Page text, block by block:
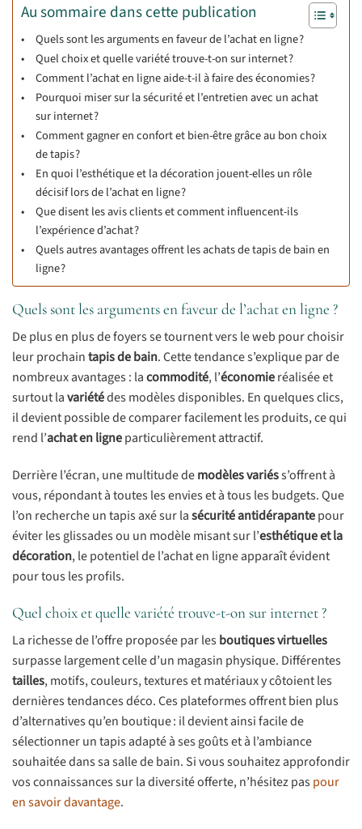
Au sommaire dans cette publication
Quels sont les arguments en faveur de l’achat en ligne ?
Quel choix et quelle variété trouve-t-on sur internet ?
Comment l’achat en ligne aide-t-il à faire des économies ?
Pourquoi miser sur la sécurité et l’entretien avec un achat
sur internet ?
Comment gagner en confort et bien-être grâce au bon choix
de tapis ?
En quoi l’esthétique et la décoration jouent-elles un rôle
décisif lors de l’achat en ligne ?
Que disent les avis clients et comment influencent-ils
l’expérience d’achat ?
Quels autres avantages offrent les achats de tapis de bain en
ligne ?
Quels sont les arguments en faveur de l’achat en ligne ?
De plus en plus de foyers se tournent vers le web pour choisir
leur prochaintapis de bain. Cette tendance s’explique par de
nombreux avantages : lacommodité, l’économieréalisée et
surtout lavariétédes modèles disponibles. En quelques clics,
il devient possible de comparer facilement les produits, ce qui
rend l’achat en ligneparticulièrement attractif.
Derrière l’écran, une multitude demodèles variéss’offrent à
vous, répondant à toutes les envies et à tous les budgets. Que
l’on recherche un tapis axé sur lasécurité antidérapantepour
éviter les glissades ou un modèle misant sur l’esthétique et la
décoration, le potentiel de l’achat en ligne apparaît évident
pour tous les profils.
Quel choix et quelle variété trouve-t-on sur internet ?
La richesse de l’offre proposée par lesboutiques virtuelles
surpasse largement celle d’un magasin physique. Différentes
tailles, motifs, couleurs, textures et matériaux y côtoient les
dernières tendances déco. Ces plateformes offrent bien plus
d’alternatives qu’en boutique : il devient ainsi facile de
sélectionner un tapis adapté à ses goûts et à l’ambiance
souhaitée dans sa salle de bain. Si vous souhaitez approfondir
vos connaissances sur la diversité offerte, n’hésitez paspour
en savoir davantage.